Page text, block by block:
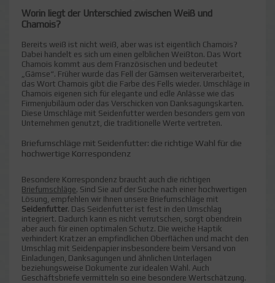
Worin liegt der Unterschied zwischen Weiß und
Chamois?
Bereits weiß ist nicht weiß, aber was ist eigentlich Chamois?
Dabei handelt es sich um einen gelblichen Weißton. Das Wort
Chamois kommt aus dem Französischen und bedeutet
„Gämse“. Früher wurde das Fell der Gämsen weiterverarbeitet,
das Wort Chamois gibt die Farbe des Fells wieder. Umschläge in
Chamois eigenen sich für elegante und edle Anlässe wie das
Firmenjubiläum oder das Verschicken von Danksagungskarten.
Diese Umschläge mit Seidenfutter werden besonders gern von
Unternehmen genutzt, die traditionelle Werte vertreten.
Briefumschläge mit Seidenfutter: die richtige Wahl für die
hochwertige Korrespondenz
Besondere Korrespondenz braucht auch die richtigen
Briefumschläge. Sind Sie auf der Suche nach einer hochwertigen
Lösung, empfehlen wir Ihnen unsere Briefumschläge mit
Seidenfutter. Das Seidenfutter ist fest in den Umschlag
integriert. Dadurch kann es nicht verrutschen, sorgt obendrein
aber auch für einen optimalen Schutz. Die weiche Haptik
verhindert Kratzer an empfindlichen Oberflächen und macht den
Umschlag mit Seidenpapier insbesondere beim Versand von
Einladungen, Danksagungen und ähnlichen Unterlagen
beziehungsweise Dokumente zur idealen Wahl. Auch
Geschäftsbriefe vermitteln so eine besondere Wertschätzung.